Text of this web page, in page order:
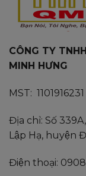
CÔNG TY
MINH HƯNG
MST: 1101916231
Địa chỉ: Số
Lập Hạ, huyện
Điện thoại: